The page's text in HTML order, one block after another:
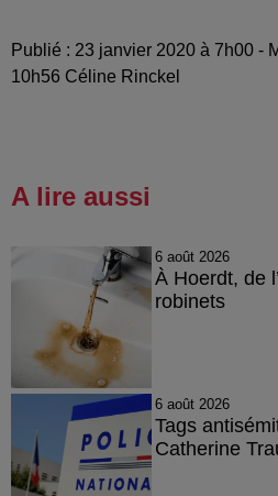
Publié : 23 janvier 2020 à 7h00 -
10h56 Céline Rinckel
A lire aussi
6 août 2026
À Hoerdt, de
robinets
6 août 2026
Tags
Catherine